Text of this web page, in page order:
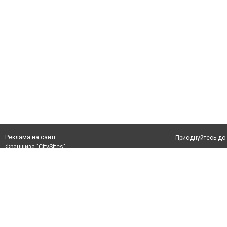
Реклама на сайті
Франшиза "CitySites"
Приєднуйтесь до